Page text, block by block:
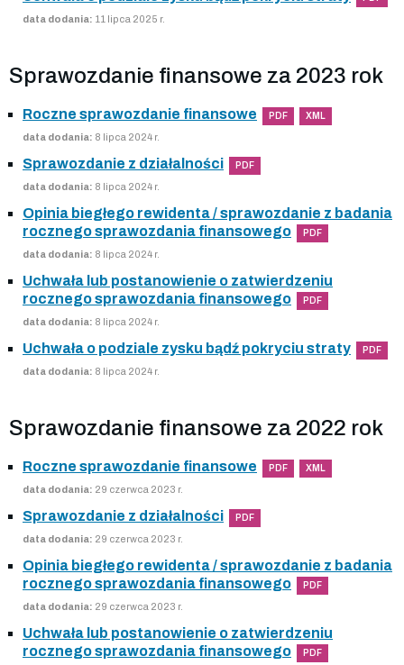
data dodania: 11 lipca 2025 r.
Sprawozdanie finansowe za 2023 rok
Roczne sprawozdanie finansowe PDF XML
data dodania: 8 lipca 2024 r.
Sprawozdanie z działalności PDF
data dodania: 8 lipca 2024 r.
Opinia biegłego rewidenta / sprawozdanie z badania
rocznego sprawozdania finansowego
PDF
data dodania: 8 lipca 2024 r.
Uchwała lub postanowienie o zatwierdzeniu
rocznego sprawozdania finansowego
PDF
data dodania: 8 lipca 2024 r.
Uchwała o podziale zysku bądź pokryciu straty PDF
data dodania: 8 lipca 2024 r.
Sprawozdanie finansowe za 2022 rok
Roczne sprawozdanie finansowe PDF XML
data dodania: 29 czerwca 2023 r.
Sprawozdanie z działalności PDF
data dodania: 29 czerwca 2023 r.
Opinia biegłego rewidenta / sprawozdanie z badania
rocznego sprawozdania finansowego
PDF
data dodania: 29 czerwca 2023 r.
Uchwała lub postanowienie o zatwierdzeniu
rocznego sprawozdania finansowego
PDF